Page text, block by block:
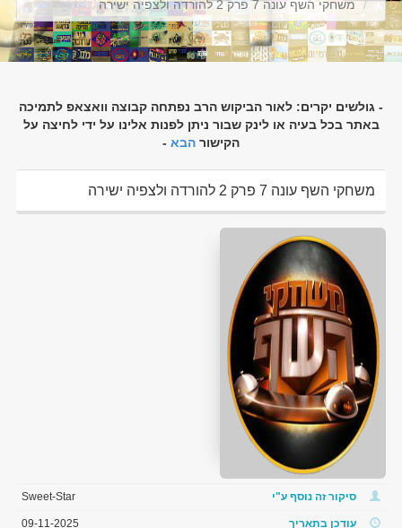
משחקי השף עונה 7 פרק 2 להורדה ולצפיה ישירה
- גולשים יקרים: לאור הביקוש הרב נפתחה קבוצה וואצאפ לתמיכה
באתר בכל בעיה או לינק שבור ניתן לפנות אלינו על ידי לחיצה על
הקישור הבא -
משחקי השף עונה 7 פרק 2 להורדה ולצפיה ישירה
סיקור זה נוסף ע"י Sweet-Star
עודכן בתאריך 09-11-2025